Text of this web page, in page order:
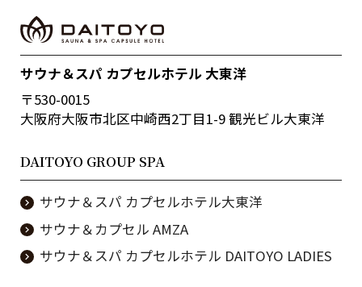
サウナ＆スパ カプセルホテル 大東洋
〒530-0015
大阪府大阪市北区中崎西2丁目1-9 観光ビル大東洋
DAITOYO GROUP SPA
サウナ＆スパ カプセルホテル大東洋
サウナ＆カプセル AMZA
サウナ＆スパ カプセルホテル DAITOYO LADIES